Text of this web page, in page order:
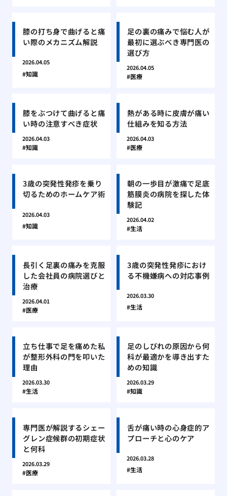
膝の打ち身で曲げると痛
い際のメカニズム解説
2026.04.05
知識
足の裏の痛みで悩む人が
最初に選ぶべき専門医の
選び方
2026.04.05
医療
膝をぶつけて曲げると痛
い時の注意すべき症状
2026.04.03
知識
熱がある時に皮膚が痛い
仕組みを知る方法
2026.04.03
医療
3歳の突発性発疹を乗り
切るためのホームケア術
2026.04.03
知識
朝の一歩目が激痛で足底
筋膜炎の病院を探した体
験記
2026.04.02
生活
長引く足裏の痛みを克服
した会社員の病院選びと
治療
2026.04.01
医療
3歳の突発性発疹におけ
る不機嫌病への対応事例
2026.03.30
生活
立ち仕事で足を痛めた私
が整形外科の門を叩いた
理由
2026.03.30
生活
足のしびれの原因から何
科が最適かを導き出すた
めの知識
2026.03.29
知識
専門医が解説するシェー
グレン症候群の初期症状
と何科
2026.03.29
医療
舌が痛い時の心身症的ア
プローチと心のケア
2026.03.28
生活